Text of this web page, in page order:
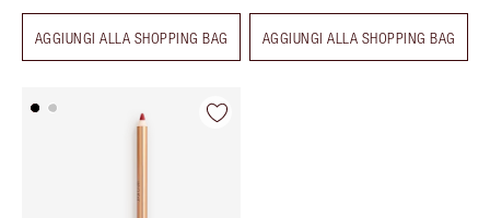
AGGIUNGI ALLA SHOPPING BAG AGGIUNGI ALLA SHOPPING BAG